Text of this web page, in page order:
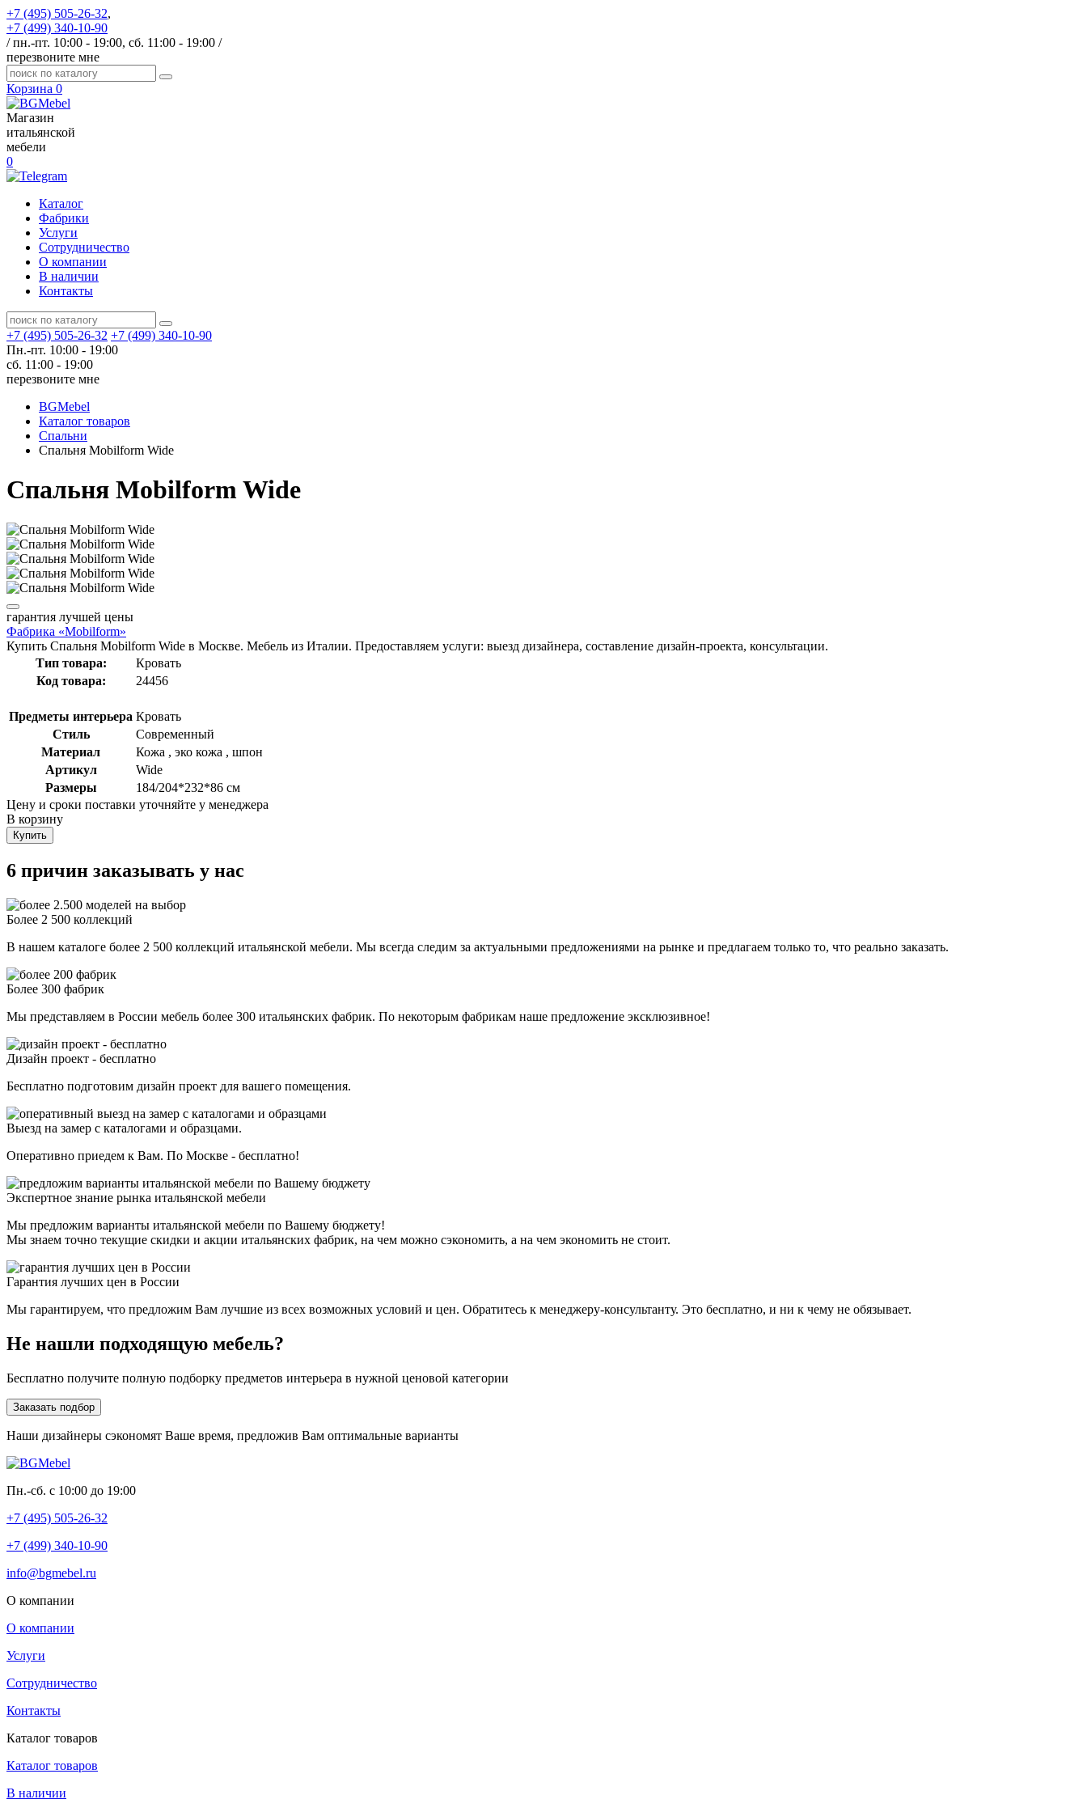
+7 (495) 505-26-32,
+7 (499) 340-10-90
/ пн.-пт. 10:00 - 19:00, сб. 11:00 - 19:00 /
перезвоните мне
Корзина 0
Магазин
итальянской
мебели
0
Каталог
Фабрики
Услуги
Сотрудничество
О компании
В наличии
Контакты
+7 (495) 505-26-32 +7 (499) 340-10-90
Пн.-пт. 10:00 - 19:00
сб. 11:00 - 19:00
перезвоните мне
BGMebel
Каталог товаров
Спальни
Спальня Mobilform Wide
Спальня Mobilform Wide
гарантия лучшей цены
Фабрика «Mobilform»
Купить Спальня Mobilform Wide в Москве. Мебель из Италии. Предоставляем услуги: выезд дизайнера, составление дизайн-проекта, консультации.
Тип товара:
Кровать
Код товара:
24456
Предметы интерьера Кровать
Стиль
Современный
Материал
Кожа , эко кожа , шпон
Артикул
Wide
Размеры
184/204*232*86 см
Цену и сроки поставки уточняйте у менеджера
В корзину
Купить
6 причин заказывать у нас
Более 2 500 коллекций
В нашем каталоге более 2 500 коллекций итальянской мебели. Мы всегда следим за актуальными предложениями на рынке и предлагаем только то, что реально заказать.
Более 300 фабрик
Мы представляем в России мебель более 300 итальянских фабрик. По некоторым фабрикам наше предложение эксклюзивное!
Дизайн проект - бесплатно
Бесплатно подготовим дизайн проект для вашего помещения.
Выезд на замер с каталогами и образцами.
Оперативно приедем к Вам. По Москве - бесплатно!
Экспертное знание рынка итальянской мебели
Мы предложим варианты итальянской мебели по Вашему бюджету!
Мы знаем точно текущие скидки и акции итальянских фабрик, на чем можно сэкономить, а на чем экономить не стоит.
Гарантия лучших цен в России
Мы гарантируем, что предложим Вам лучшие из всех возможных условий и цен. Обратитесь к менеджеру-консультанту. Это бесплатно, и ни к чему не обязывает.
Не нашли подходящую мебель?
Бесплатно получите полную подборку предметов интерьера в нужной ценовой категории
Заказать подбор
Наши дизайнеры сэкономят Ваше время, предложив Вам оптимальные варианты
Пн.-сб. с 10:00 до 19:00
+7 (495) 505-26-32
+7 (499) 340-10-90
info@bgmebel.ru
О компании
О компании
Услуги
Сотрудничество
Контакты
Каталог товаров
Каталог товаров
В наличии